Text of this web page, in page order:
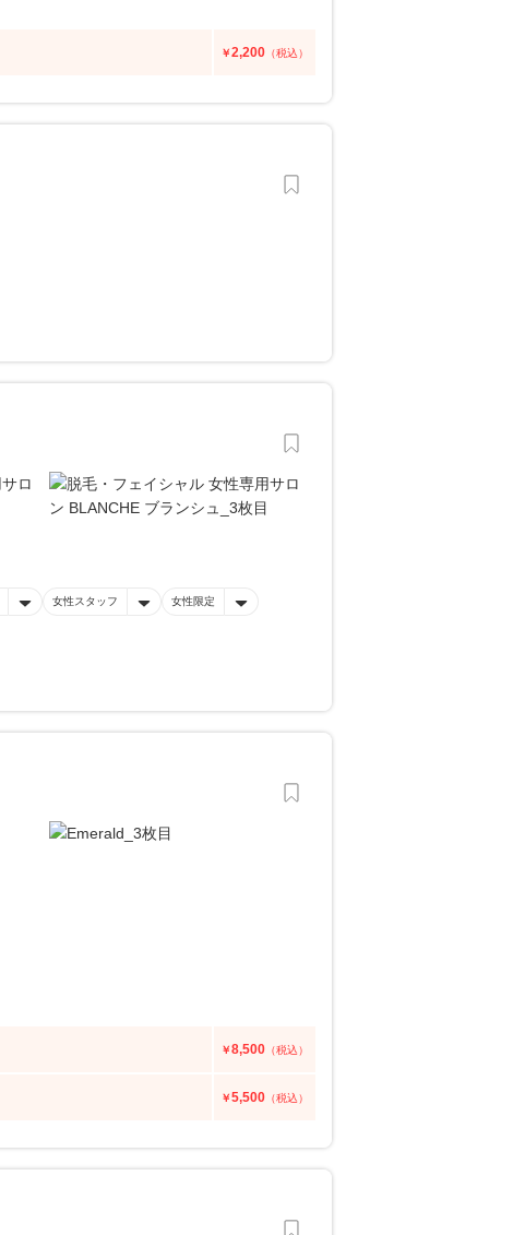
￥2,200 （税込）
女性スタッフ 女性限定
￥8,500 （税込）
￥5,500 （税込）